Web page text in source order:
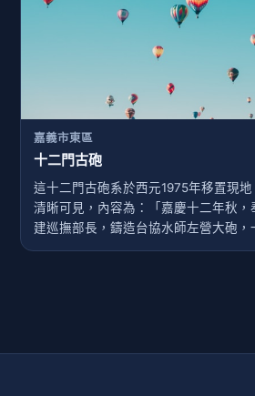
嘉義市東區
十二門古砲
這十二門古砲系於西元1975年移置現
清晰可見，內容為：「嘉慶十二年秋，
建巡撫部長，鑄造台協水師左營大砲，
樣。